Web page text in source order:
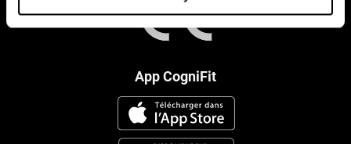
App CogniFit